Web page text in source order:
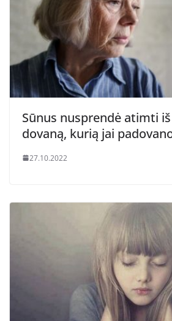
Sūnus nusprendė atimti
dovaną, kurią jai
27.10.2022